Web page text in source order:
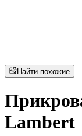
Найти похожие
Lambert